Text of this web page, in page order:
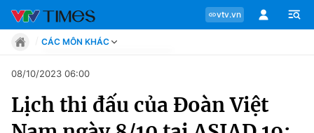
vtv.vn
Chuyên mục
CÁC MÔN KHÁC
Move
Phong cách
08/10/2023 06:00
Lịch thi đấu của Đoàn Việt